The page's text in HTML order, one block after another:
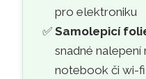
pro elektroniku
Samolepicí
snadné nalepení
notebook či wi-